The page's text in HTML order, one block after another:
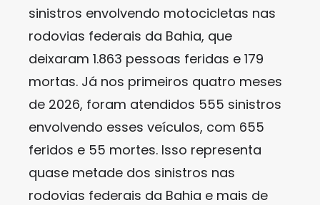
sinistros envolvendo motocicletas nas
rodovias federais da Bahia, que
deixaram 1.863 pessoas feridas e 179
mortas. Já nos primeiros quatro meses
de 2026, foram atendidos 555 sinistros
envolvendo esses veículos, com 655
feridos e 55 mortes. Isso representa
quase metade dos sinistros nas
rodovias federais da Bahia e mais de